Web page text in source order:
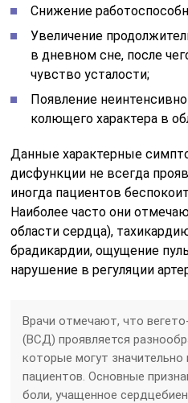
Снижение
Увеличение
в дневном сне, после
чувство усталости;
Появление
колющего характера в
Данные характерные
дисфункции не всегда
иногда пациентов
Наиболее часто они
области сердца),
брадикардии, ощущение
нарушение в регуляции
Врачи отмечают, что
(ВСД) проявляется
которые могут значительно
пациентов. Основные
боли, учащенное